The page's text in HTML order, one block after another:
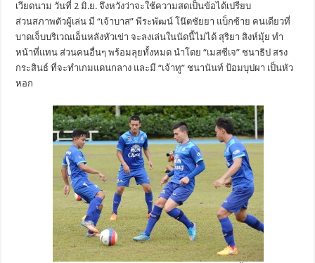
เวียดนาม วันที่ 2 มิ.ย. จึงหวังว่าจะใช้ความสดเป็นข้อได้เปรียบ
ส่วนสภาพตัวผู้เล่น มี “เจ้าบาส” พีระพัฒน์ โน๊ตชัยยา แบ็กซ้าย คนเดียวที่
บาดเจ็บบริเวณเอ็นหลังหัวเข่า จะลงเล่นในนัดนี้ไม่ได้ สุริยา สิงห์มุ้ย ทำ
หน้าที่แทน ส่วนคนอื่นๆ พร้อมลุยทั้งหมด นำโดย “เมสซีเจ” ชนาธิป สรง
กระสินธ์ ที่จะทำเกมแดนกลาง และมี “เจ้าทู” ชนานันท์ ป้อมบุปผา เป็นหัว
หอก